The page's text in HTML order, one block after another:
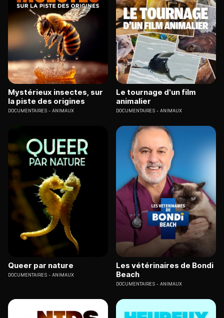
Mystérieux insectes, sur
la piste des origines
DOCUMENTAIRES ANIMAUX
Le tournage d'un film
animalier
DOCUMENTAIRES ANIMAUX
Queer par nature
DOCUMENTAIRES ANIMAUX
Les vétérinaires de Bondi
Beach
DOCUMENTAIRES ANIMAUX